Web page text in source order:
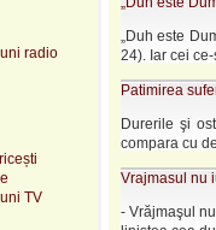
radio
TV
„Duh este
24). Iar cei
Patimirea
Durerile şi
compara cu
Vrajmasul nu
- Vrăjmaşul